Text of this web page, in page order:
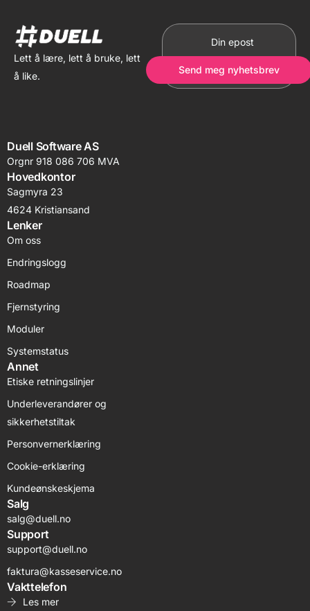
Lett å lære, lett å bruke, lett
å like.
Send meg nyhetsbrev
Duell Software AS
Orgnr 918 086 706 MVA
Hovedkontor
Sagmyra 23
4624 Kristiansand
Lenker
Om oss
Endringslogg
Roadmap
Fjernstyring
Moduler
Systemstatus
Annet
Etiske retningslinjer
Underleverandører og
sikkerhetstiltak
Personvernerklæring
Cookie-erklæring
Kundeønskeskjema
Salg
salg@duell.no
Support
support@duell.no
faktura@kasseservice.no
Vakttelefon
Les mer